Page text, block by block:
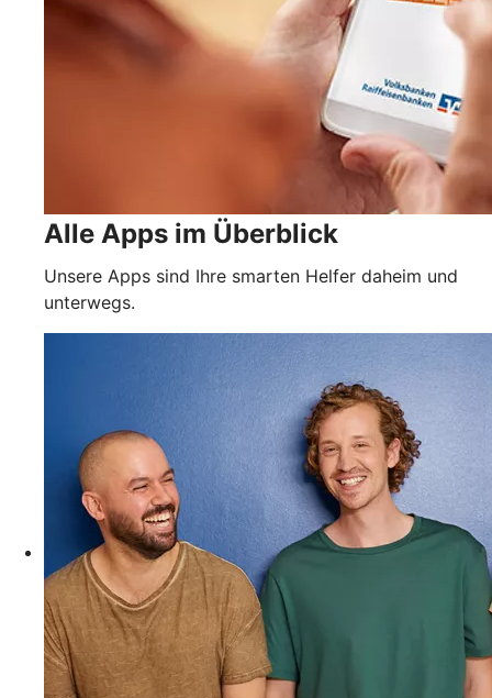
Alle Apps im Überblick
Unsere Apps sind Ihre smarten Helfer daheim und
unterwegs.